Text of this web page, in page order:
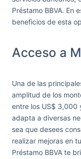
Préstamo BBVA. En
beneficios de esta
Acceso a
Una de las
amplitud de los
entre los US$ 3,000
adapta a diversas
sea que desees
realizar mejoras en
Préstamo BBVA te